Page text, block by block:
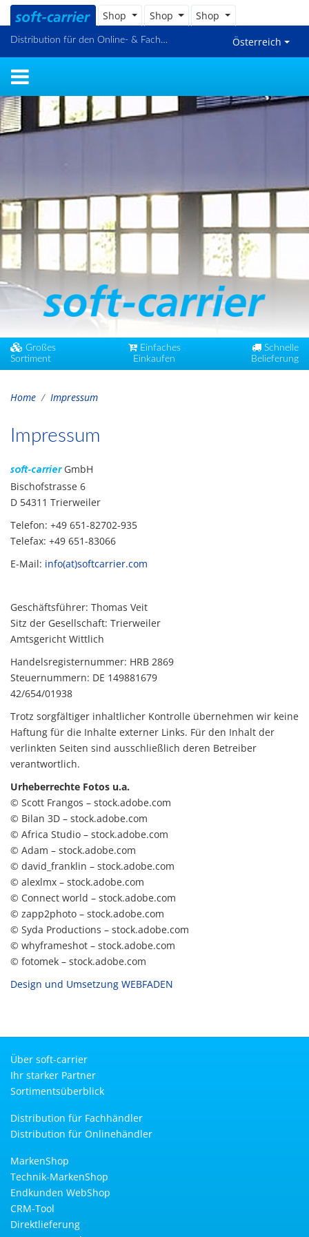
Shop Shop Shop
Distribution für den Online- & Fachhandel Österreich
Großes
Sortiment
Einfaches
Einkaufen
Schnelle
Belieferung
Home Impressum
Impressum
soft-carrierGmbH
Bischofstrasse 6
D 54311 Trierweiler
Telefon: +49 651-82702-935
Telefax: +49 651-83066
E-Mail: info(at)softcarrier.com
Geschäftsführer: Thomas Veit
Sitz der Gesellschaft: Trierweiler
Amtsgericht Wittlich
Handelsregisternummer: HRB 2869
Steuernummern: DE 149881679
42/654/01938
Trotz sorgfältiger inhaltlicher Kontrolle übernehmen wir keine
Haftung für die Inhalte externer Links. Für den Inhalt der
verlinkten Seiten sind ausschließlich deren Betreiber
verantwortlich.
Urheberrechte Fotos u.a.
© Scott Frangos – stock.adobe.com
© Bilan 3D – stock.adobe.com
© Africa Studio – stock.adobe.com
© Adam – stock.adobe.com
© david_franklin – stock.adobe.com
© alexlmx – stock.adobe.com
© Connect world – stock.adobe.com
© zapp2photo – stock.adobe.com
© Syda Productions – stock.adobe.com
© whyframeshot – stock.adobe.com
© fotomek – stock.adobe.com
Design und Umsetzung WEBFADEN
Über soft-carrier
Ihr starker Partner
Sortimentsüberblick
Distribution für Fachhändler
Distribution für Onlinehändler
MarkenShop
Technik-MarkenShop
Endkunden WebShop
CRM-Tool
Direktlieferung